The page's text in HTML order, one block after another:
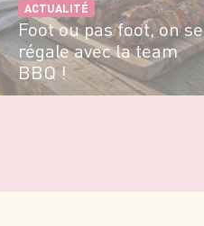
ACTUALITÉ
Foot ou pas foot, on se
régale avec la team
BBQ !